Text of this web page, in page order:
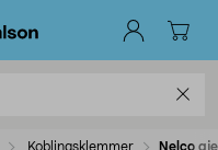
Koblingsklemmer Nelco